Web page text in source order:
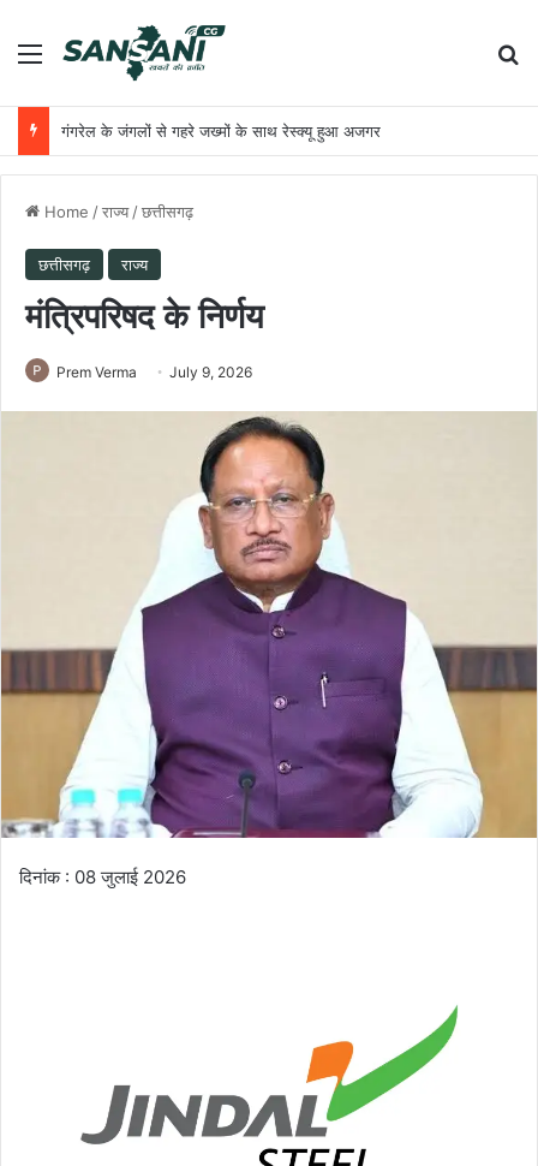
Menu
PM नरेन्‍द्र मोदी को अमेरिकी उपराष्ट्रपति का टेलीफोन आया
Home /राज्य /छत्तीसगढ़
छत्तीसगढ़ राज्य
मंत्रिपरिषद के निर्णय
Prem Verma July 9, 2026
दिनांक : 08 जुलाई 2026